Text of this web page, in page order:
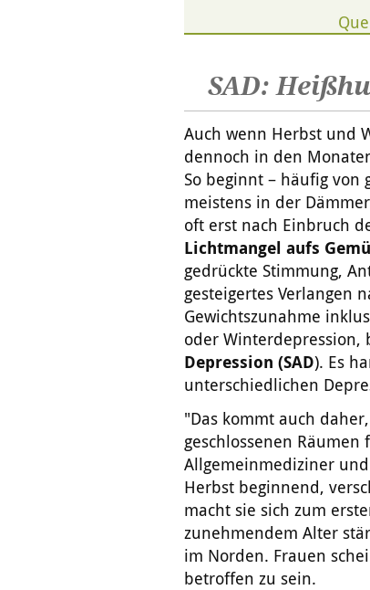
SAD:
Auch wenn Herbst und
dennoch in den
So beginnt – häufig von
meistens in der
oft erst nach Einbruch
Lichtmangel aufs
gedrückte Stimmung,
gesteigertes Verlangen
Gewichtszunahme
oder Winterdepression,
Depression (SAD). Es
unterschiedlichen
"Das kommt auch
geschlossenen
Allgemeinmediziner
Herbst beginnend,
macht sie sich zum
zunehmendem Alter
im Norden. Frauen
betroffen zu sein.